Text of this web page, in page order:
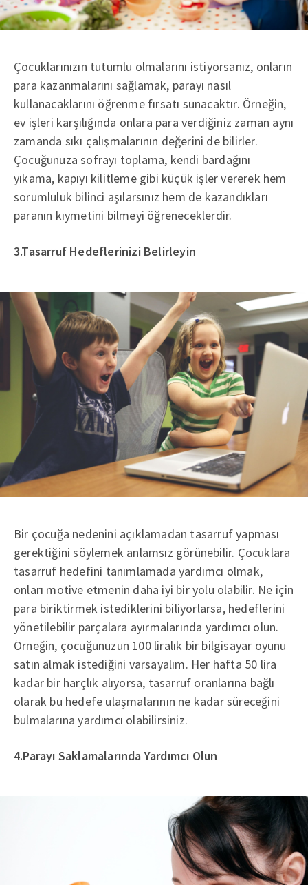
Çocuklarınızın tutumlu olmalarını istiyorsanız, onların
para kazanmalarını sağlamak, parayı nasıl
kullanacaklarını öğrenme fırsatı sunacaktır. Örneğin,
ev işleri karşılığında onlara para verdiğiniz zaman aynı
zamanda sıkı çalışmalarının değerini de bilirler.
Çocuğunuza sofrayı toplama, kendi bardağını
yıkama, kapıyı kilitleme gibi küçük işler vererek hem
sorumluluk bilinci aşılarsınız hem de kazandıkları
paranın kıymetini bilmeyi öğreneceklerdir.
3.Tasarruf Hedeflerinizi Belirleyin
Bir çocuğa nedenini açıklamadan tasarruf yapması
gerektiğini söylemek anlamsız görünebilir. Çocuklara
tasarruf hedefini tanımlamada yardımcı olmak,
onları motive etmenin daha iyi bir yolu olabilir. Ne için
para biriktirmek istediklerini biliyorlarsa, hedeflerini
yönetilebilir parçalara ayırmalarında yardımcı olun.
Örneğin, çocuğunuzun 100 liralık bir bilgisayar oyunu
satın almak istediğini varsayalım. Her hafta 50 lira
kadar bir harçlık alıyorsa, tasarruf oranlarına bağlı
olarak bu hedefe ulaşmalarının ne kadar süreceğini
bulmalarına yardımcı olabilirsiniz.
4.Parayı Saklamalarında Yardımcı Olun